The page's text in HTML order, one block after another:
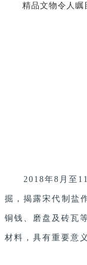
精品文物令人瞩
2018年8月至
掘，揭露宋代制盐
铜钱、磨盘及砖瓦
材料，具有重要意义